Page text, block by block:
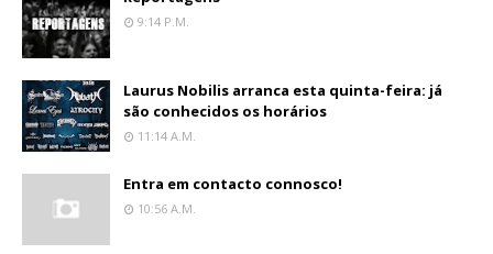
9:14 P.m.
Laurus Nobilis arranca esta quinta-feira: já
são conhecidos os horários
11:14 A.m.
Entra em contacto connosco!
10:56 A.m.